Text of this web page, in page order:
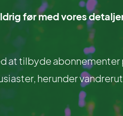
før med vores
tilbyde abonnementer
herunder